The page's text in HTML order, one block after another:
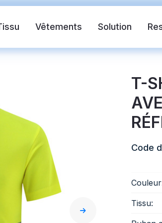
Vêtements Solution
Chaleco de seguridad
de transferencia de calor
T-
Code
Tissu: